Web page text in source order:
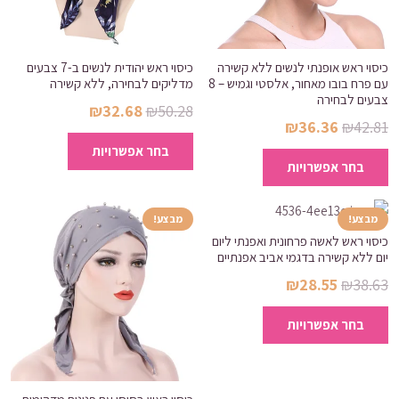
איכותי,
9
צבעים
לבחירה
כיסוי ראש אופנתי לנשים ללא קשירה
עם פרח בובו מאחור, אלסטי וגמיש – 8
צבעים לבחירה
₪42.81
המחיר
המקורי
היה:
₪42.81.
₪36.36
הנוכחי
₪36.36.
בחר אפשרויות
סוגים.
ניתן
כיסוי ראש יהודית לנשים ב-7 צבעים
מדליקים לבחירה, ללא קשירה
₪50.28
המחיר
המקורי
היה:
₪50.28.
₪32.68
הנוכחי
₪32.68.
בחר אפשרויות
ניתן
לבחור
את
האפשרויות
בעמוד
המוצר
מבצע!
כיסוי ראש לאשה פרחונית ואפנתי ליום
יום ללא קשירה בדגמי אביב אפנתיים
₪38.63
המחיר
המקורי
היה:
₪38.63.
₪28.55
הנוכחי
₪28.55.
בחר אפשרויות
מבצע!